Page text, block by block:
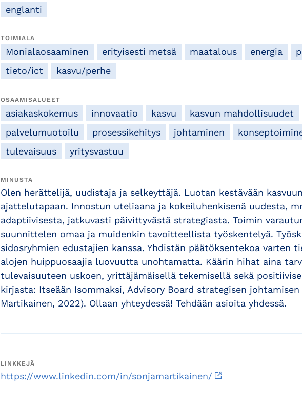
englanti
TOIMIALA
Monialaosaaminen erityisesti metsä maatalous energia
tieto/ict
kasvu/perhe
OSAAMISALUEET
asiakaskokemus innovaatio kasvu kasvun mahdollisuudet
palvelumuotoilu
prosessikehitys johtaminen
tulevaisuus
yritysvastuu
MINUSTA
Olen herättelijä, uudistaja ja selkeyttäjä. Luotan kestävään
ajattelutapaan. Innostun uteliaana ja kokeiluhenkisenä uudesta,
adaptiivisesta, jatkuvasti päivittyvästä strategiasta. Toimin
suunnittelen omaa ja muidenkin tavoitteellista työskentelyä.
sidosryhmien edustajien kanssa. Yhdistän päätöksentekoa varten
alojen huippuosaajia luovuutta unohtamatta. Käärin hihat aina
tulevaisuuteen uskoen, yrittäjämäisellä tekemisellä sekä
kirjasta: Itseään Isommaksi, Advisory Board strategisen
Martikainen, 2022). Ollaan yhteydessä! Tehdään asioita yhdessä.
LINKKEJÄ
https://www.linkedin.com/in/sonjamartikainen/